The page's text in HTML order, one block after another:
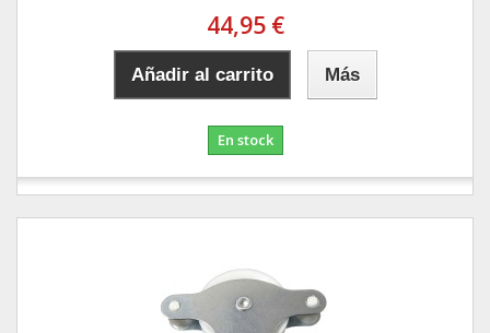
44,95 €
Añadir al carrito Más
En stock